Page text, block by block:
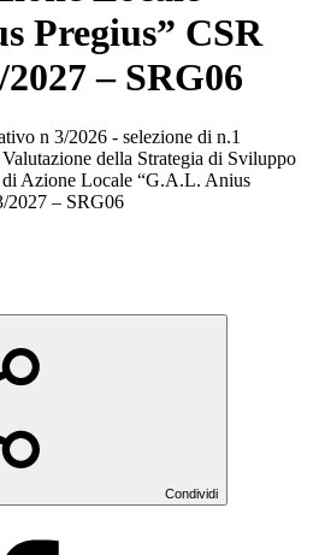
Pregius” CSR
– SRG06
n 3/2026 - selezione di n.1
della Strategia di Sviluppo
Azione Locale “G.A.L. Anius
2027 – SRG06
Condividi